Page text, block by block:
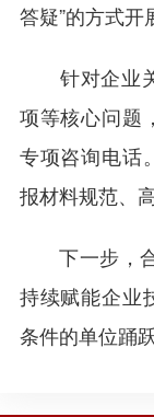
答疑”的方式开
针对企业关
项等核心问题
专项咨询电话
报材料规范、
下一步，合
持续赋能企业
条件的单位踊